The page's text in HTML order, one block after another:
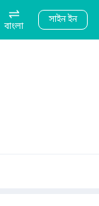
বাংলা
সাইন ইন